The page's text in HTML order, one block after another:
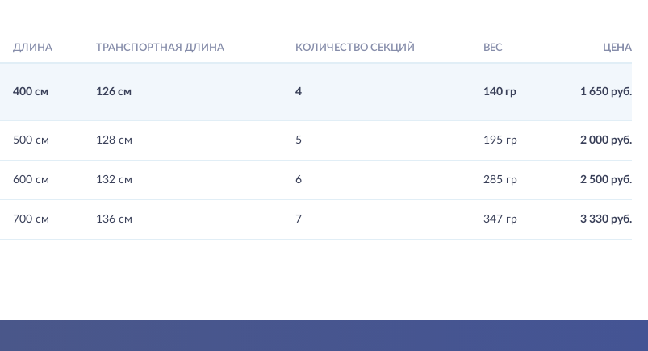
ДЛИНА ТРАНСПОРТНАЯ ДЛИНА КОЛИЧЕСТВО СЕКЦИЙ ВЕС ЦЕНА
400 см 126 см 4 140 гр 1 650 руб.
500 см 128 см 5 195 гр 2 000 руб.
600 см 132 см 6 285 гр 2 500 руб.
700 см 136 см 7 347 гр 3 330 руб.